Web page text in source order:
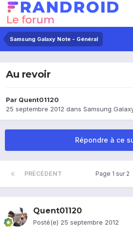
Samsung Galaxy Note - Général
Au revoir
Par Quent01120
25 septembre 2012 dans Samsung
Répondre à ce
PRÉCÉDENT Page 1 sur 2
Quent01120
Posté(e) 25 septembre 2012